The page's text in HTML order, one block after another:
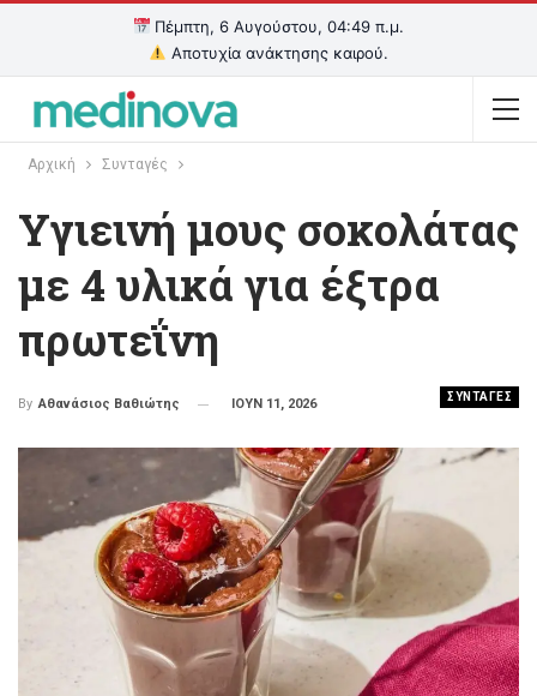
Πέμπτη, 6 Αυγούστου, 04:49 π.μ.
Αποτυχία ανάκτησης καιρού.
Αρχική Συνταγές
Υγιεινή μους σοκολάτας
με 4 υλικά για έξτρα
πρωτεΐνη
ΣΥΝΤΑΓΕΣ
By Αθανάσιος Βαθιώτης ΙΟΥΝ 11, 2026